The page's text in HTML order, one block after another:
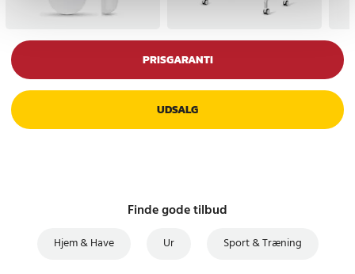
PRISGARANTI
UDSALG
Finde gode tilbud
Hjem & Have Ur Sport & Træning